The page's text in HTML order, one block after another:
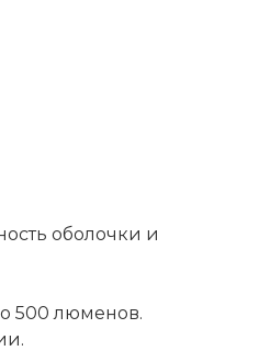
оболочки и
500 люменов.